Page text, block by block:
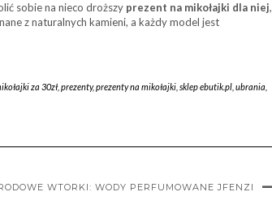
sobie na nieco droższy prezent na mikołajki dla niej,
z naturalnych kamieni, a każdy model jest
za 30zł, prezenty,prezenty na mikołajki, sklep ebutik.pl, ubrania
WTORKI: WODY PERFUMOWANE JFENZI